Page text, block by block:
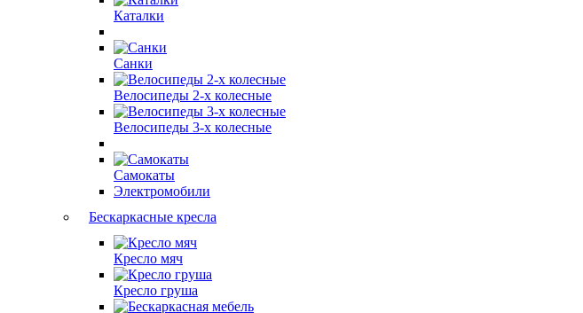
Каталки
Санки
Велосипеды 2-х колесные
Велосипеды 3-х колесные
Самокаты
Электромобили
Бескаркасные кресла
Кресло мяч
Кресло груша